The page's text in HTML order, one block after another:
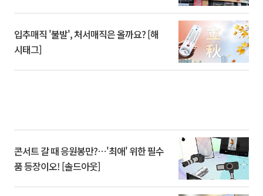
입추매직 '불발', 처서매직은 올까요? [해
시태그]
콘서트 갈 때 응원봉만?⋯'최애' 위한 필수
품 등장이오! [솔드아웃]